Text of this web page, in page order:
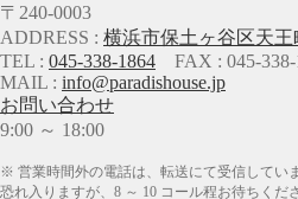
〒240-0003
ADDRESS : 横浜市保土ヶ谷区天王
TEL : 045-338-1864 FAX : 045-338-
MAIL : info@paradishouse.jp
お問い合わせ
9:00 ～ 18:00
※ 営業時間外の電話は、転送にて受信していま
恐れ入りますが、8 ～ 10 コール程お待ちくだ